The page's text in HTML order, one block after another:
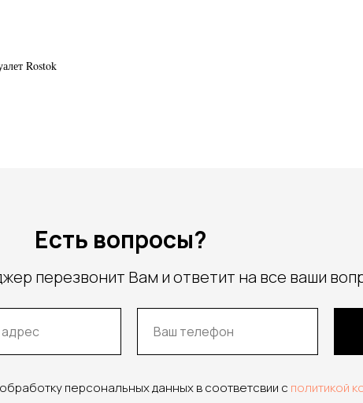
Rostok
Есть вопросы?
перезвонит Вам и ответит на все ваши
персональных данных в соответсвии с политикой